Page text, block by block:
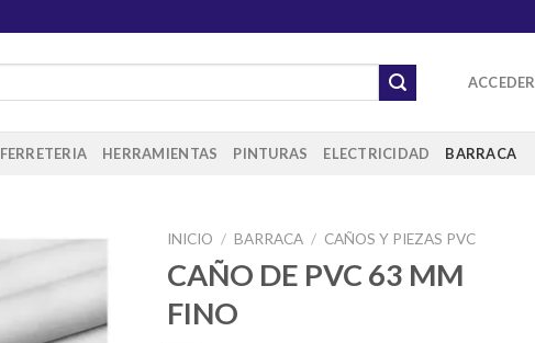
ACCEDER
FERRETERIA HERRAMIENTAS PINTURAS ELECTRICIDAD BARRACA
Añadir
INICIO / BARRACA / CAÑOS Y PIEZAS PVC
CAÑO DE PVC 63 MM
FINO